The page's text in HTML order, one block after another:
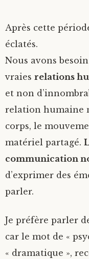
Après cette
éclatés.
Nous avons
vraies relations
et non
relation humaine
corps, le
matériel partagé.
communication
d’exprimer des
parler.
Je préfère parler
car le mot de «
« dramatique »,